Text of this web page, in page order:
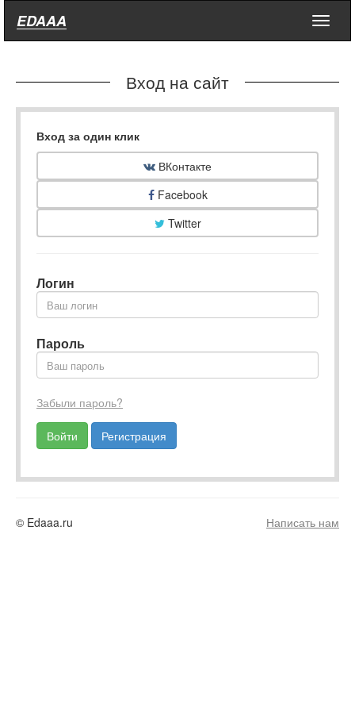
EDAAA Меню
Вход на сайт
Вход за один клик
ВКонтакте
Facebook
Twitter
Логин
Пароль
Забыли пароль?
Регистрация
Написать нам
© Edaaa.ru